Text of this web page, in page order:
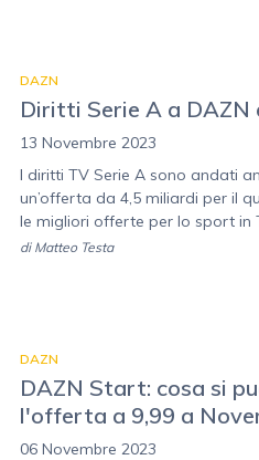
DAZN
Diritti Serie A a DAZN
13 Novembre 2023
I diritti TV Serie A sono andati
un’offerta da 4,5 miliardi per il
le migliori offerte per lo sport in
di Matteo Testa
DAZN
DAZN Start: cosa si
l'offerta a 9,99 a
06 Novembre 2023